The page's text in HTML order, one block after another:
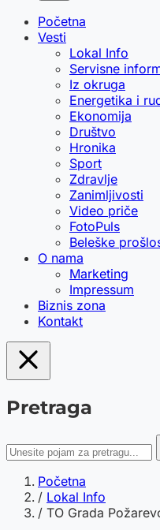
Početna
Vesti
Lokal Info
Servisne
Iz okruga
Energetika i
Ekonomija
Društvo
Hronika
Sport
Zdravlje
Zanimljivosti
Video priče
FotoPuls
Beleške
O nama
Marketing
Impressum
Biznis zona
Kontakt
Pretraga
Početna
/ Lokal Info
/ TO Grada